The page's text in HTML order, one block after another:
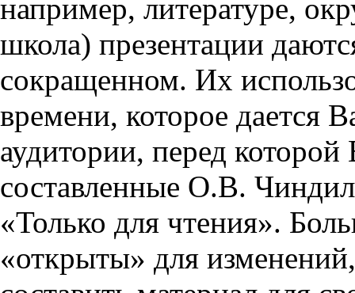
например, литературе,
школа) презентации
сокращенном. Их
времени, которое дается
аудитории, перед
составленные О.В.
«Только для чтения».
«открыты» для